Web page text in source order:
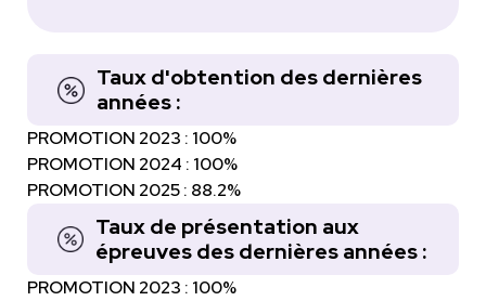
Taux d'obtention des dernières
années :
PROMOTION 2023 : 100%
PROMOTION 2024 : 100%
PROMOTION 2025 : 88.2%
Taux de présentation aux
épreuves des dernières années :
PROMOTION 2023 : 100%